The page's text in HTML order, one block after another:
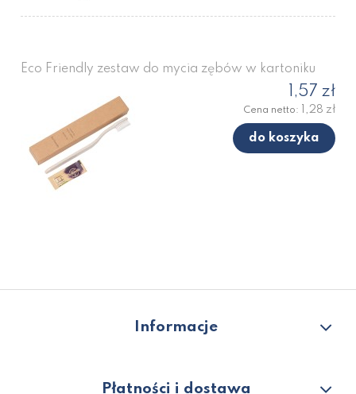
Eco Friendly zestaw do mycia zębów w kartoniku
1,57 zł
Cena netto: 1,28 zł
do koszyka
Informacje
Płatności i dostawa